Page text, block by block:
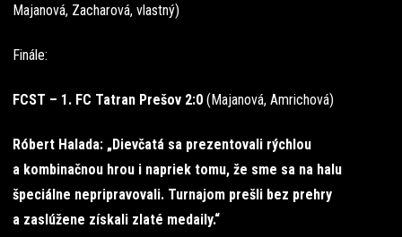
Majanová, Zacharová, vlastný)
Finále:
FCST – 1. FC Tatran Prešov 2:0 (Majanová, Amrichová)
Róbert Halada: „Dievčatá sa prezentovali rýchlou
a kombinačnou hrou i napriek tomu, že sme sa na halu
špeciálne nepripravovali. Turnajom prešli bez prehry
a zaslúžene získali zlaté medaily.“